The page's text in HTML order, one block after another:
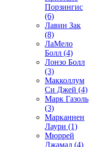
Порзингис
(6)
Лавин Зак
(8)
ЛаМело
Болл (4)
Лонзо Болл
(3)
Макколлум
Си Джей (4)
Марк Газоль
(3)
Марканнен
Лаури (1)
Мюррей
Джамал (4)